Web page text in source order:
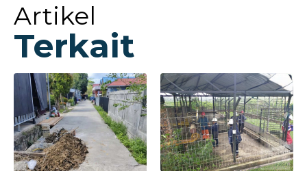
Artikel
Terkait